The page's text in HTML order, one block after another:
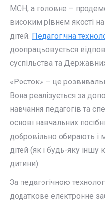
МОН, а головне –
високим рівнем якості
дітей. Педагогічна
доопрацьовується
суспільства та
«Росток» – це
Вона реалізується за
навчання педагогів та
основі навчальних
добровільно обирають і
дітей (як і будь-яку
дитини).
За педагогічною
додаткове електронне